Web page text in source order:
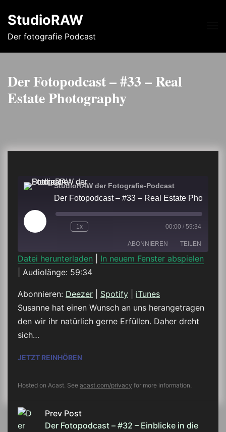
StudioRAW
Der fotografie Podcast
Der Fotopodcast – #33 – Real
Estate Photography
StudioRAW der Fotografie-Podcast
Play
Episode
1x 00:00 / 59:34
ABONNIEREN TEILEN
Deezer
RSS FEED
TEILEN
LINK
EMBED
Datei herunterladen
In neuem Fenster abspielen
Audiolänge: 59:34
Abonnieren: Deezer Spotify
iTunes
Susanne hat einen Wunsch an uns herangetragen
den wir ihr natürlich gerne Erfüllen. Daher dreht
sich…
JETZT REINHÖRENDER FOTOPODCAST – #33 – REAL
Hosted on Acast. See acast.com/privacy for more information.
Prev Post
Der Fotopodcast – #32 – Einblicke in die